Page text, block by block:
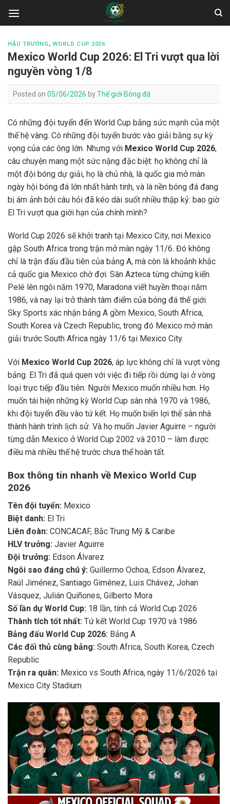
HẬU TRƯỜNG, WORLD CUP 2026
Mexico World Cup 2026: El Tri vượt qua lời
nguyền vòng 1/8
Posted on 05/06/2026 byThế giới Bóng đá
Có những đội tuyển đến World Cup bằng sức mạnh của một
thế hệ vàng. Có những đội tuyển bước vào giải bằng sự kỳ
vọng của các ông lớn. Nhưng với Mexico World Cup 2026,
câu chuyện mang một sức nặng đặc biệt: họ không chỉ là
một đội bóng dự giải, họ là chủ nhà, là quốc gia mở màn
ngày hội bóng đá lớn nhất hành tinh, và là nền bóng đá đang
bị ám ảnh bởi câu hỏi đã kéo dài suốt nhiều thập kỷ: bao giờ
El Tri vượt qua giới hạn của chính mình?
World Cup 2026 sẽ khởi tranh tại Mexico City, nơi Mexico
gặp South Africa trong trận mở màn ngày 11/6. Đó không
chỉ là trận đấu đầu tiên của bảng A, mà còn là khoảnh khắc
cả quốc gia Mexico chờ đợi. Sân Azteca từng chứng kiến
Pelé lên ngôi năm 1970, Maradona viết huyền thoại năm
1986, và nay lại trở thành tâm điểm của bóng đá thế giới.
Sky Sports xác nhận bảng A gồm Mexico, South Africa,
South Korea và Czech Republic, trong đó Mexico mở màn
giải trước South Africa ngày 11/6 tại Mexico City.
Với Mexico World Cup 2026, áp lực không chỉ là vượt vòng
bảng. El Tri đã quá quen với việc đi tiếp rồi dừng lại ở vòng
loại trực tiếp đầu tiên. Người Mexico muốn nhiều hơn. Họ
muốn tái hiện những kỳ World Cup sân nhà 1970 và 1986,
khi đội tuyển đều vào tứ kết. Họ muốn biến lợi thế sân nhà
thành hành trình lịch sử. Và họ muốn Javier Aguirre – người
từng dẫn Mexico ở World Cup 2002 và 2010 – làm được
điều mà nhiều thế hệ trước chưa thể hoàn tất.
Box thông tin nhanh về Mexico World Cup
2026
Tên đội tuyển: Mexico
Biệt danh: El Tri
Liên đoàn: CONCACAF, Bắc Trung Mỹ & Caribe
HLV trưởng: Javier Aguirre
Đội trưởng: Edson Álvarez
Ngôi sao đáng chú ý: Guillermo Ochoa, Edson Álvarez,
Raúl Jiménez, Santiago Giménez, Luis Chávez, Johan
Vásquez, Julián Quiñones, Gilberto Mora
Số lần dự World Cup: 18 lần, tính cả World Cup 2026
Thành tích tốt nhất: Tứ kết World Cup 1970 và 1986
Bảng đấu World Cup 2026: Bảng A
Các đối thủ cùng bảng: South Africa, South Korea, Czech
Republic
Trận ra quân: Mexico vs South Africa, ngày 11/6/2026 tại
Mexico City Stadium